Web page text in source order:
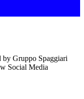
by Gruppo Spaggiari
Social Media